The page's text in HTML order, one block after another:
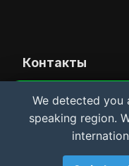
We detected you
speaking region.
Контакты
Усачёв Денис
IT-услуги в Рыбинске
Важная
Мы используем
Материалы сайта
ответственности